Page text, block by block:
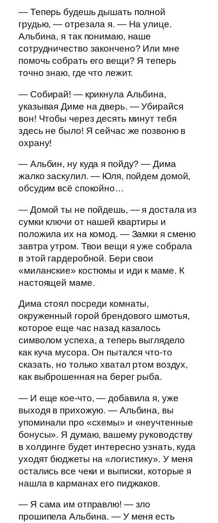
— Теперь будешь дышать полной
грудью, — отрезала я. — На улице.
Альбина, я так понимаю, наше
сотрудничество закончено? Или мне
помочь собрать его вещи? Я теперь
точно знаю, где что лежит.
— Собирай! — крикнула Альбина,
указывая Диме на дверь. — Убирайся
вон! Чтобы через десять минут тебя
здесь не было! Я сейчас же позвоню в
охрану!
— Альбин, ну куда я пойду? — Дима
жалко заскулил. — Юля, пойдем домой,
обсудим всё спокойно…
— Домой ты не пойдешь, — я достала из
сумки ключи от нашей квартиры и
положила их на комод. — Замки я сменю
завтра утром. Твои вещи я уже собрала
в этой гардеробной. Бери свои
«миланские» костюмы и иди к маме. К
настоящей маме.
Дима стоял посреди комнаты,
окруженный горой брендового шмотья,
которое еще час назад казалось
символом успеха, а теперь выглядело
как куча мусора. Он пытался что-то
сказать, но только хватал ртом воздух,
как выброшенная на берег рыба.
— И еще кое-что, — добавила я, уже
выходя в прихожую. — Альбина, вы
упоминали про «схемы» и «неучтенные
бонусы». Я думаю, вашему руководству
в холдинге будет интересно узнать, куда
уходят бюджеты на «логистику». У меня
остались все чеки и выписки, которые я
нашла в карманах его пиджаков.
— Я сама им отправлю! — зло
прошипела Альбина. — У меня есть